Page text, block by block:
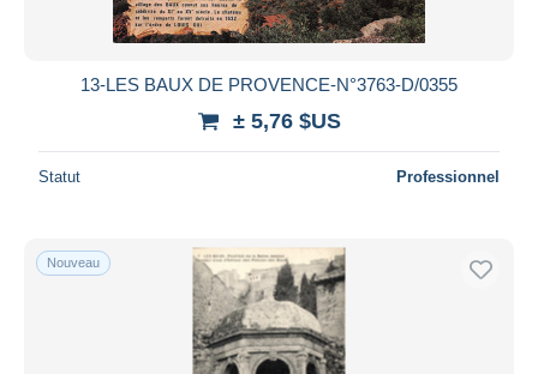
13-LES BAUX DE PROVENCE-N°3763-D/0355
± 5,76 $US
Statut Professionnel
Nouveau